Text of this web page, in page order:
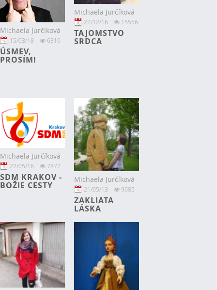
Michaela Jurčíková
15/03/18 6310
ÚSMEV,
PROSÍM!
Michaela Jurčíková
22/12/16 15556
TAJOMSTVO
SRDCA
Michaela Jurčíková
27/05/16 7872
SDM KRAKOV -
BOŽIE CESTY
Michaela Jurčíková
21/05/13 9085
ZAKLIATA
LÁSKA